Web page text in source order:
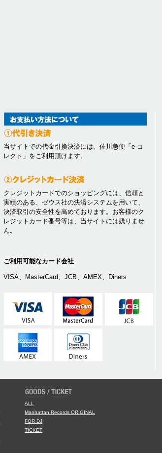
当サイトでの代金引換決済には、佐川急便「e-コ
レクト」をご利用頂けます。
クレジットカードでのショッピングには、信頼と
実績のある、ゼウス社の決済システムを用いて、
決済取引の安全性を高めております。お客様のク
レジットカード番号等は、当サイトには残りませ
ん。
ご利用可能なカード会社
VISA、MasterCard、JCB、AMEX、Diners
ALL
Manhattan Records ORIGINAL
FOR DJ
TICKET